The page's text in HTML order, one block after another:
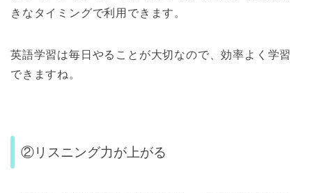
きなタイミングで利用できます。
英語学習は毎日やることが大切なので、効率よく学習
できますね。
②リスニング力が上がる